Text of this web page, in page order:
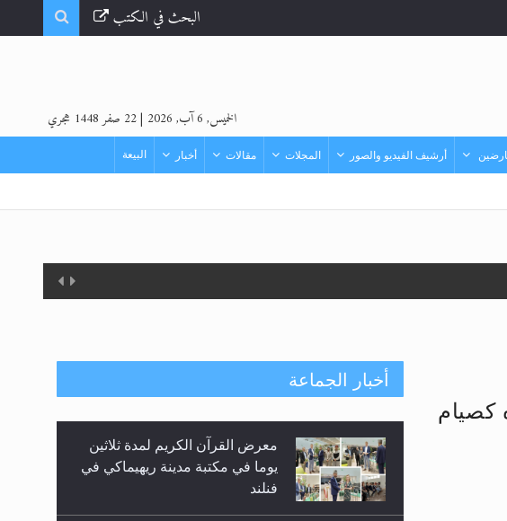
البحث في الكتب
الخميس, 6 آب, 2026 |22 صفر 1448 هجري
أرشيف الفيديو والصور المجلات مقالات أخبار البيعة
>> المزيد
كصيام
أخبار الجماعة
معرض القرآن الكريم لمدة ثلاثين
يوما في مكتبة مدينة ريهيماكي في
فنلند